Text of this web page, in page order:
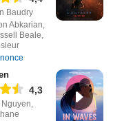
Baudry
Abkarian,
Beale,
4,3
Nguyen,